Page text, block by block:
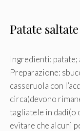
Patate
Ingredienti: patate;
Preparazione:
casseruola con
circa(devono
tagliatele in dadi(o
evitare che alcuni